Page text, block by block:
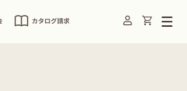
カタログ請求 ログイン